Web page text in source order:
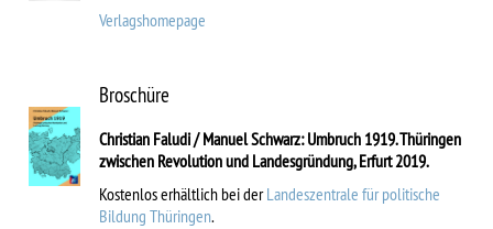
Verlagshomepage
Broschüre
Christian Faludi / Manuel Schwarz: Umbruch 1919. Thüringen
zwischen Revolution und Landesgründung, Erfurt 2019.
Kostenlos erhältlich bei derLandeszentrale für politische
Bildung Thüringen.